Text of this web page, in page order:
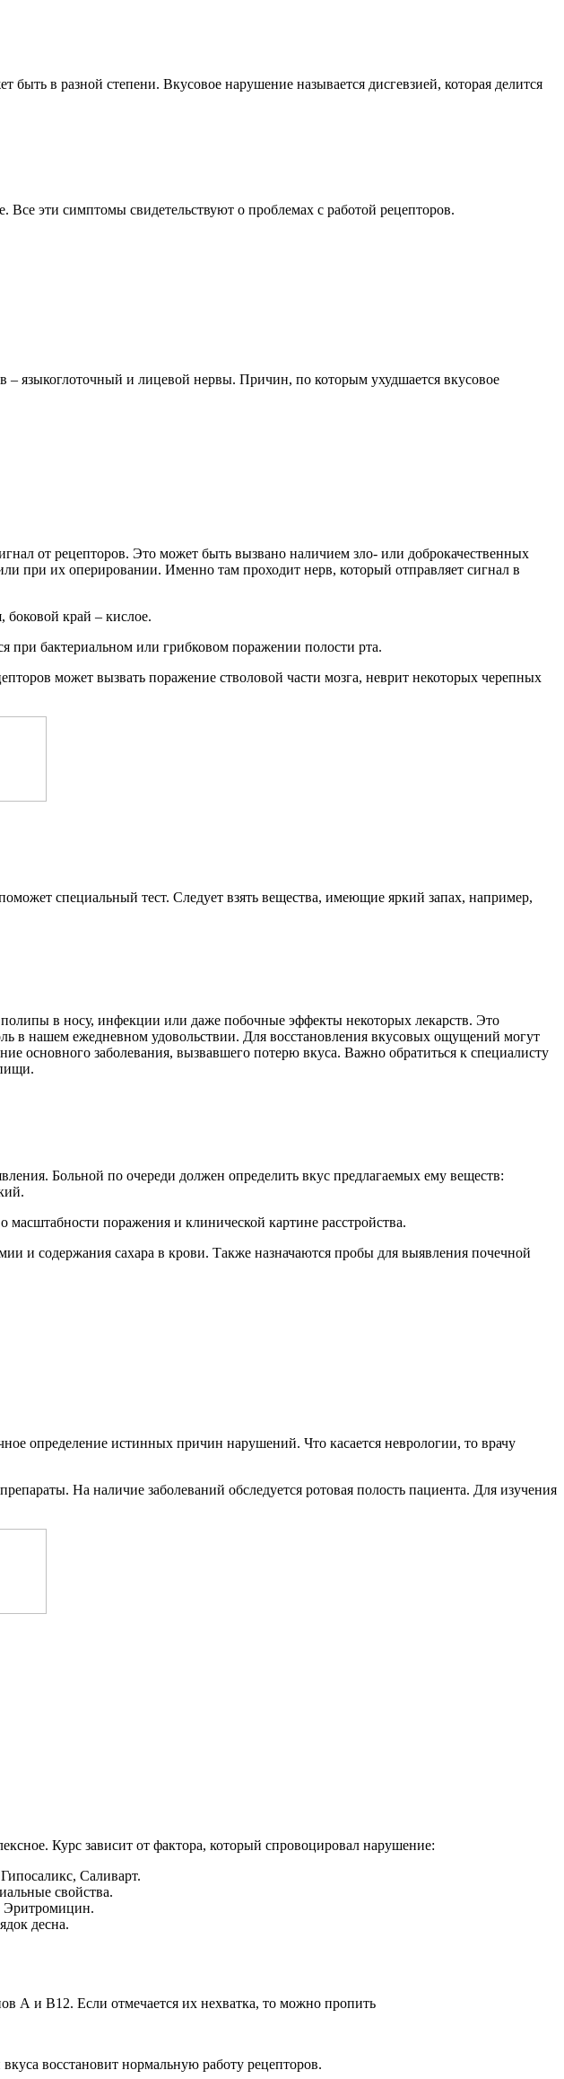
в разной степени. Вкусовое нарушение называется дисгевзией, которая делится
Все эти симптомы свидетельствуют о проблемах с работой рецепторов.
языкоглоточный и лицевой нервы. Причин, по которым ухудшается вкусовое
от рецепторов. Это может быть вызвано наличием зло- или доброкачественных
при их оперировании. Именно там проходит нерв, который отправляет сигнал в
боковой край – кислое.
при бактериальном или грибковом поражении полости рта.
может вызвать поражение стволовой части мозга, неврит некоторых черепных
специальный тест. Следует взять вещества, имеющие яркий запах, например,
в носу, инфекции или даже побочные эффекты некоторых лекарств. Это
в нашем ежедневном удовольствии. Для восстановления вкусовых ощущений могут
основного заболевания, вызвавшего потерю вкуса. Важно обратиться к специалисту
Больной по очереди должен определить вкус предлагаемых ему веществ:
поражения и клинической картине расстройства.
и содержания сахара в крови. Также назначаются пробы для выявления почечной
определение истинных причин нарушений. Что касается неврологии, то врачу
На наличие заболеваний обследуется ротовая полость пациента. Для изучения
Курс зависит от фактора, который спровоцировал нарушение:
Саливарт.
свойства.
Эритромицин.
десна.
А и В12. Если отмечается их нехватка, то можно пропить
восстановит нормальную работу рецепторов.